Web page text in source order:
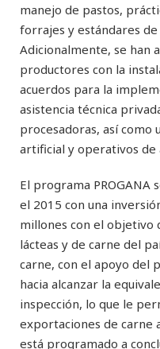
manejo de pastos,
forrajes y estándares
Adicionalmente, se han
productores con la
acuerdos para la
asistencia técnica
procesadoras, así como
artificial y operativos de
El programa PROGANA
el 2015 con una
millones con el objetivo
lácteas y de carne del
carne, con el apoyo del
hacia alcanzar la
inspección, lo que le
exportaciones de carne
está programado a